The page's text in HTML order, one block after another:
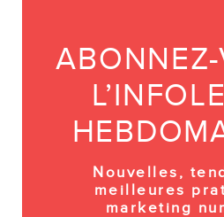
Nouvelles,
meilleures
marketing